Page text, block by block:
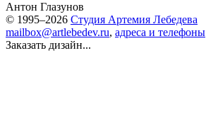
Антон Глазунов
© 1995–2026 Студия Артемия Лебедева
mailbox@artlebedev.ru, адреса и телефоны
Заказать дизайн...